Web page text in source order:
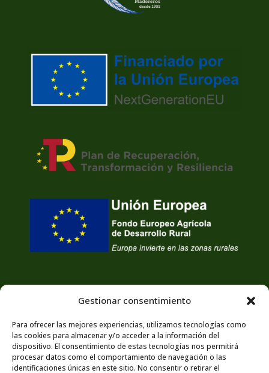
Gestionar consentimiento
Para ofrecer las mejores experiencias, utilizamos tecnologías como
las cookies para almacenar y/o acceder a la información del
dispositivo. El consentimiento de estas tecnologías nos permitirá
procesar datos como el comportamiento de navegación o las
identificaciones únicas en este sitio. No consentir o retirar el